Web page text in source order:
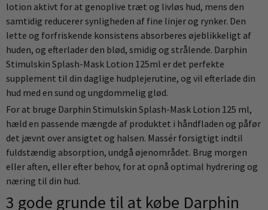
lotion aktivt for at genoplive træt og livløs hud, mens den
samtidig reducerer synligheden af fine linjer og rynker. Den
lette og forfriskende konsistens absorberes øjeblikkeligt af
huden, og efterlader den blød, smidig og strålende. Darphin
Stimulskin Splash-Mask Lotion 125ml er det perfekte
supplement til din daglige hudplejerutine, og vil efterlade din
hud med en sund og ungdommelig glød.
For at bruge Darphin Stimulskin Splash-Mask Lotion 125 ml,
hæld en passende mængde af produktet i håndfladen og påfør
det jævnt over ansigtet og halsen. Massér forsigtigt indtil
fuldstændig absorption, undgå øjenområdet. Brug morgen
eller aften, eller efter behov, for at opnå optimal hydrering og
næring til din hud.
3 gode grunde til at købe Darphin